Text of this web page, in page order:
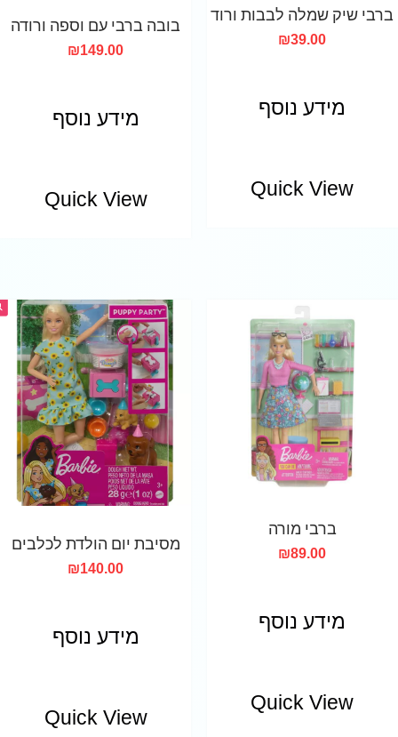
ברבי שיק שמלה לבבות ורוד
₪39.00
מידע נוסף
Quick View
בובה ברבי עם וספה ורודה
₪149.00
מידע נוסף
Quick View
ברבי מורה
₪89.00
מידע נוסף
Quick View
מסיבת יום הולדת לכלבים
₪140.00
מידע נוסף
Quick View